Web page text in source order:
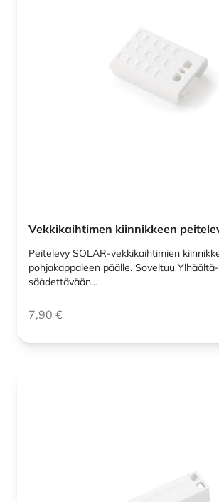
Vekkikaihtimen kiinnikkeen
Peitelevy SOLAR-vekkikaihtimien
pohjakappaleen päälle. Soveltuu
säädettävään…
7,90 €